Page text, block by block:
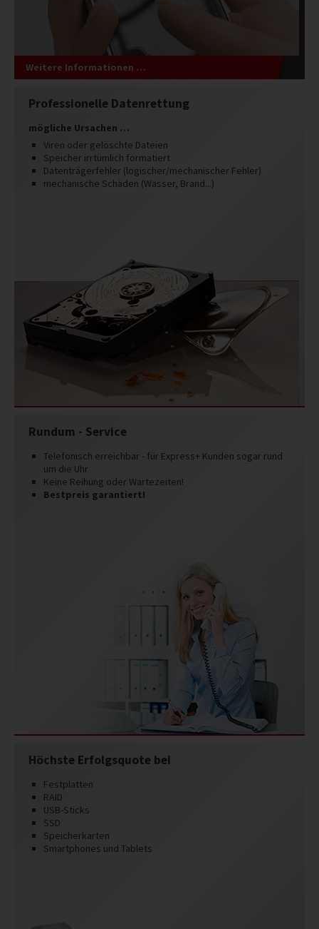
Weitere Informationen …
Professionelle Datenrettung
mögliche Ursachen …
Viren oder gelöschte Dateien
Speicher irrtümlich formatiert
Datenträgerfehler (logischer/mechanischer Fehler)
mechanische Schäden (Wasser, Brand...)
Rundum - Service
Telefonisch erreichbar - für Express+ Kunden sogar rund
um die Uhr
Keine Reihung oder Wartezeiten!
Bestpreis garantiert!
Höchste Erfolgsquote bei
Festplatten
RAID
USB-Sticks
SSD
Speicherkarten
Smartphones und Tablets